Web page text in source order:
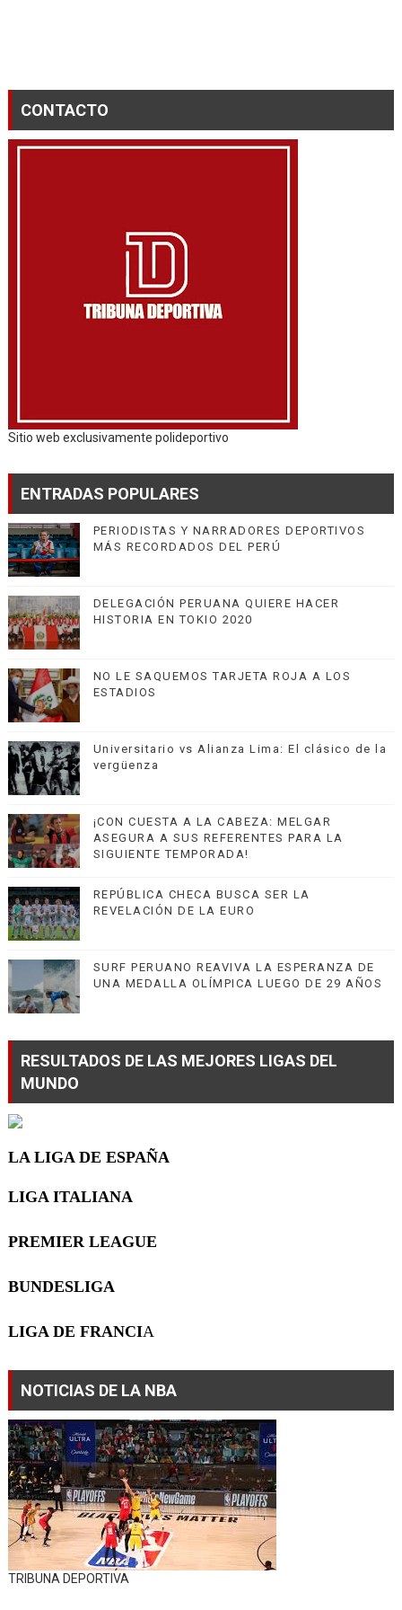
CONTACTO
Sitio web exclusivamente polideportivo
ENTRADAS POPULARES
PERIODISTAS Y NARRADORES DEPORTIVOS
MÁS RECORDADOS DEL PERÚ
DELEGACIÓN PERUANA QUIERE HACER
HISTORIA EN TOKIO 2020
NO LE SAQUEMOS TARJETA ROJA A LOS
ESTADIOS
Universitario vs Alianza Lima: El clásico de la
vergüenza
¡CON CUESTA A LA CABEZA: MELGAR
ASEGURA A SUS REFERENTES PARA LA
SIGUIENTE TEMPORADA!
REPÚBLICA CHECA BUSCA SER LA
REVELACIÓN DE LA EURO
SURF PERUANO REAVIVA LA ESPERANZA DE
UNA MEDALLA OLÍMPICA LUEGO DE 29 AÑOS
RESULTADOS DE LAS MEJORES LIGAS DEL
MUNDO
LA LIGA DE ESPAÑA
LIGA ITALIANA
PREMIER LEAGUE
BUNDESLIGA
LIGA DE FRANCIA
NOTICIAS DE LA NBA
TRIBUNA DEPORTIVA